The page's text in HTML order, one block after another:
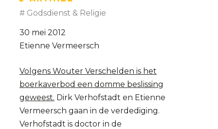
boerka
erger
de
swastika'
Godsdienst & Religie
30 mei 2012
Etienne Vermeersch
Volgens Wouter Verschelden is het
boerkaverbod een domme beslissing
geweest. Dirk Verhofstadt en Etienne
Vermeersch gaan in de verdediging.
Verhofstadt is doctor in de